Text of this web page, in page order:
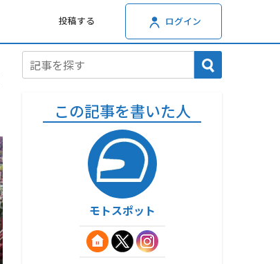
投稿する ログイン
この記事を書いた人
モトスポット